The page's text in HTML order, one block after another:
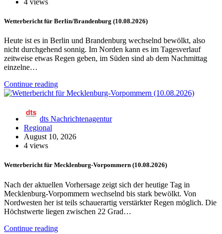
4 views
Wetterbericht für Berlin/Brandenburg (10.08.2026)
Heute ist es in Berlin und Brandenburg wechselnd bewölkt, also
nicht durchgehend sonnig. Im Norden kann es im Tagesverlauf
zeitweise etwas Regen geben, im Süden sind ab dem Nachmittag
einzelne…
Continue reading
dts Nachrichtenagentur
Regional
August 10, 2026
4 views
Wetterbericht für Mecklenburg-Vorpommern (10.08.2026)
Nach der aktuellen Vorhersage zeigt sich der heutige Tag in
Mecklenburg-Vorpommern wechselnd bis stark bewölkt. Von
Nordwesten her ist teils schauerartig verstärkter Regen möglich. Die
Höchstwerte liegen zwischen 22 Grad…
Continue reading